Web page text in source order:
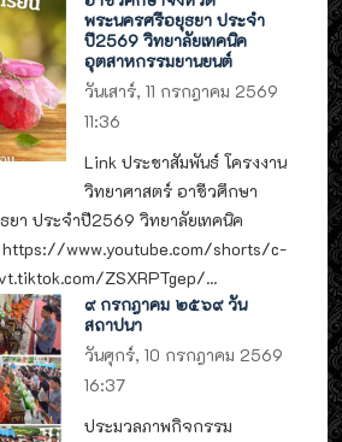
พระนครศรีอยุธยา ประจำ
ปี2569 วิทยาลัยเทคนิค
อุตสาหกรรมยานยนต์
วันเสาร์, 11 กรกฎาคม 2569
11:36
Link ประชาสัมพันธ์ โครงงาน
วิทยาศาสตร์ อาชีวศึกษา
ยา ประจำปี2569 วิทยาลัยเทคนิค
https://www.youtube.com/shorts/c-
ZSXRPTgep/...
๙ กรกฎาคม ๒๕๖๙ วัน
สถาปนา
วันศุกร์, 10 กรกฎาคม 2569
16:37
ประมวลภาพกิจกรรม